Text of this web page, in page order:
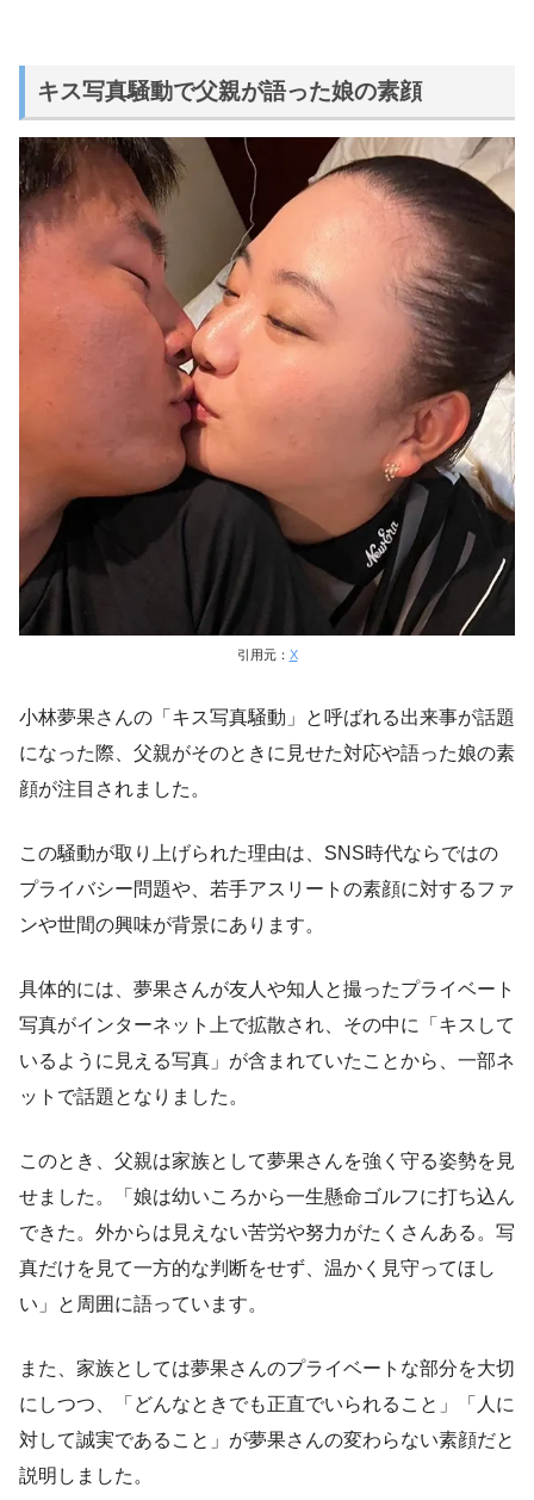
キス写真騒動で父親が語った娘の素顔
引用元： X
小林夢果さんの「キス写真騒動」と呼ばれる出来事が話題
になった際、父親がそのときに見せた対応や語った娘の素
顔が注目されました。
この騒動が取り上げられた理由は、SNS時代ならではの
プライバシー問題や、若手アスリートの素顔に対するファ
ンや世間の興味が背景にあります。
具体的には、夢果さんが友人や知人と撮ったプライベート
写真がインターネット上で拡散され、その中に「キスして
いるように見える写真」が含まれていたことから、一部ネ
ットで話題となりました。
このとき、父親は家族として夢果さんを強く守る姿勢を見
せました。「娘は幼いころから一生懸命ゴルフに打ち込ん
できた。外からは見えない苦労や努力がたくさんある。写
真だけを見て一方的な判断をせず、温かく見守ってほし
い」と周囲に語っています。
また、家族としては夢果さんのプライベートな部分を大切
にしつつ、「どんなときでも正直でいられること」「人に
対して誠実であること」が夢果さんの変わらない素顔だと
説明しました。